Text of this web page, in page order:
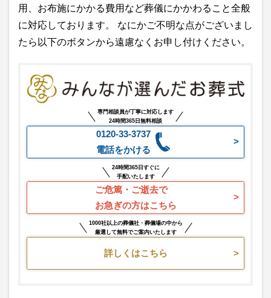
用、お布施にかかる費用など葬儀にかかわること全般
に対応しております。 なにかご不明な点がございまし
たら以下のボタンから遠慮なくお申し付けください。
専門相談員が丁寧に対応します
24時間365日無料相談
0120-33-3737
電話をかける
24時間365日すぐに
手配いたします
ご危篤・ご逝去で
お急ぎの方はこちら
1000社以上の葬儀社・葬儀場の中から
厳選して無料でご案内いたします
詳しくはこちら